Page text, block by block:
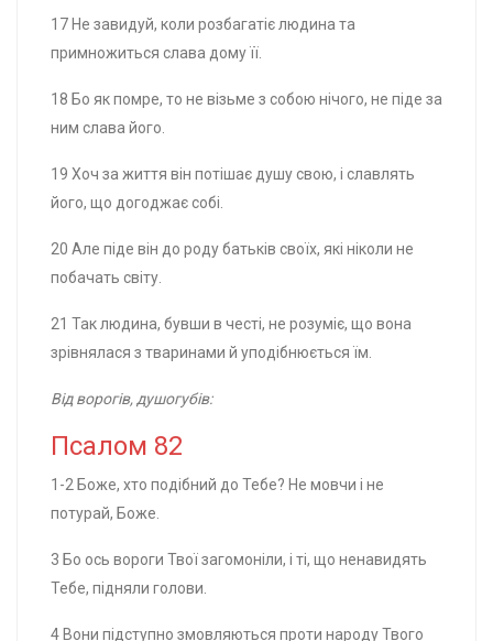
17 Не завидуй, коли розбагатіє людина та
примножиться слава дому її.
18 Бо як помре, то не візьме з собою нічого, не піде за
ним слава його.
19 Хоч за життя він потішає душу свою, і славлять
його, що догоджає собі.
20 Але піде він до роду батьків своїх, які ніколи не
побачать світу.
21 Так людина, бувши в честі, не розуміє, що вона
зрівнялася з тваринами й уподібнюється їм.
Від ворогів, душогубів:
Псалом 82
1-2 Боже, хто подібний до Тебе? Не мовчи і не
потурай, Боже.
3 Бо ось вороги Твої загомоніли, і ті, що ненавидять
Тебе, підняли голови.
4 Вони підступно змовляються проти народу Твого